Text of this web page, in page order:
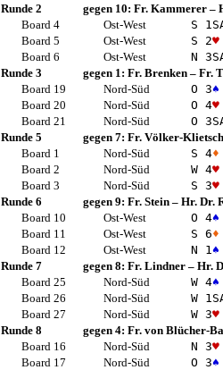
Runde 2
gegen 10: Fr. Kammerer –
Board 4
Ost-West S 1
Board 5
Ost-West S 2♥
Board 6
Ost-West N 3
Runde 3
gegen 1: Fr. Brenken – Fr.
Board 19
Nord-Süd O 3♠
Board 20
Nord-Süd O 4♥
Board 21
Nord-Süd O 3
Runde 5
gegen 7: Fr. Völker-Klietsch
Board 1
Nord-Süd S 4♦
Board 2
Nord-Süd W 4♥
Board 3
Nord-Süd S 3♥
Runde 6
gegen 9: Fr. Stein – Hr. Dr.
Board 10
Ost-West O 4♠
Board 11
Ost-West S 6♦
Board 12
Ost-West N 1 ♠
Runde 7
gegen 8: Fr. Lindner – Hr.
Board 25
Nord-Süd W 4♠
Board 26
Nord-Süd W 1
Board 27
Nord-Süd W 3♥
Runde 8
gegen 4: Fr. von Blücher-
Board 16
Nord-Süd N 3♥
Board 17
Nord-Süd O 3♠